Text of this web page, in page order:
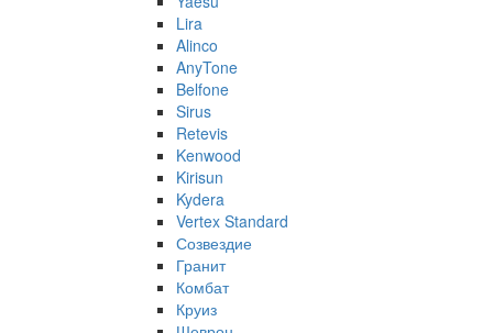
Lira
Alinco
AnyTone
Belfone
Sirus
Retevis
Kenwood
Kirisun
Kydera
Vertex Standard
Созвездие
Гранит
Комбат
Круиз